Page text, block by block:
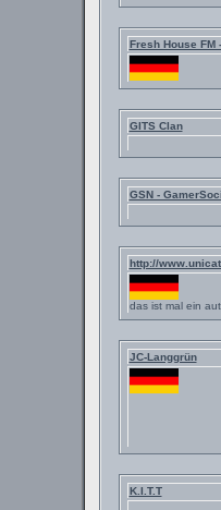
Fresh House FM
GITS Clan
GSN -
http://
das ist mal ein
JC-Langgrün
K.I.T.T